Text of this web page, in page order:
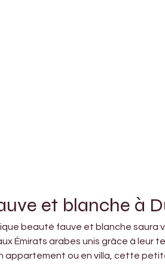
et blanche à
beauté fauve et blanche saura
Émirats arabes unis grâce à leur
appartement ou en villa, cette